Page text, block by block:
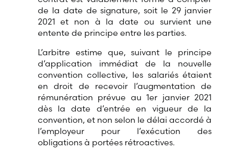
de la date de signature, soit le 29 janvier
2021 et non à la date ou survient une
entente de principe entre les parties.
L’arbitre estime que, suivant le principe
d’application immédiat de la nouvelle
convention collective, les salariés étaient
en droit de recevoir l’augmentation de
rémunération prévue au 1er janvier 2021
dès la date d’entrée en vigueur de la
convention, et non selon le délai accordé à
l’employeur pour l’exécution des
obligations à portées rétroactives.